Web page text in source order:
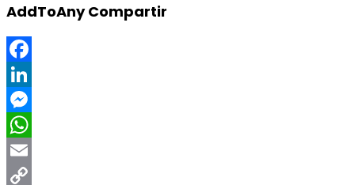
AddToAny Compartir
Facebook
LinkedIn
Messenger
WhatsApp
Email